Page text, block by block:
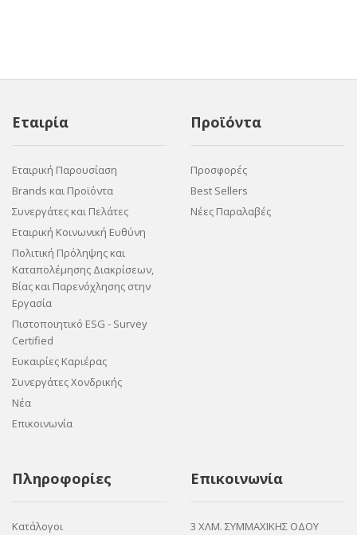
Εταιρία
Εταιρική Παρουσίαση
Brands και Προϊόντα
Συνεργάτες και Πελάτες
Εταιρική Κοινωνική Ευθύνη
Πολιτική Πρόληψης και
Καταπολέμησης Διακρίσεων,
Βίας και Παρενόχλησης στην
Εργασία
Πιστοποιητικό ESG - Survey
Certified
Ευκαιρίες Καριέρας
Συνεργάτες Χονδρικής
Νέα
Επικοινωνία
Προϊόντα
Προσφορές
Best Sellers
Νέες Παραλαβές
Πληροφορίες
Κατάλογοι
Επικοινωνία
3 ΧΛΜ. ΣΥΜΜΑΧΙΚΗΣ ΟΔΟΥ